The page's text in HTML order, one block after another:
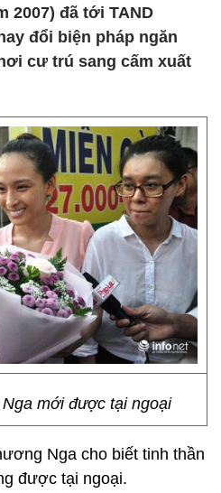
2007) đã tới TAND
đổi biện pháp ngăn
cư trú sang cấm xuất
mới được tại ngoại
Nga cho biết tinh thần
được tại ngoại.